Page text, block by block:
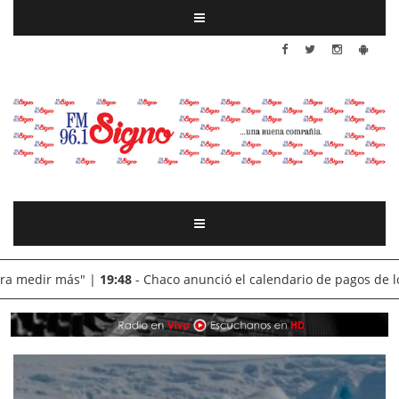
- Chaco anunció el calendario de pagos de los programas